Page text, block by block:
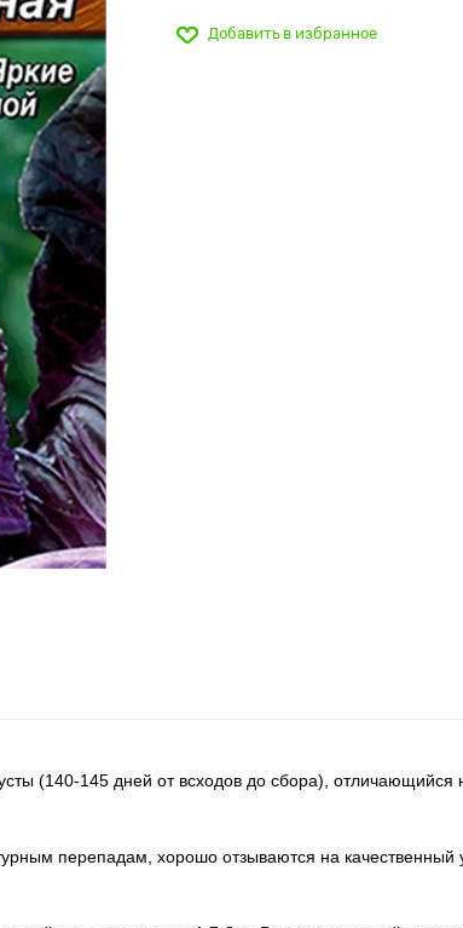
Добавить в избранное
(140-145 дней от всходов до сбора),
перепадам, хорошо отзываются на